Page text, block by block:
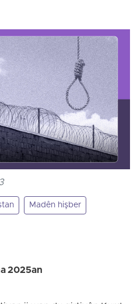
Madên hişber
2025an